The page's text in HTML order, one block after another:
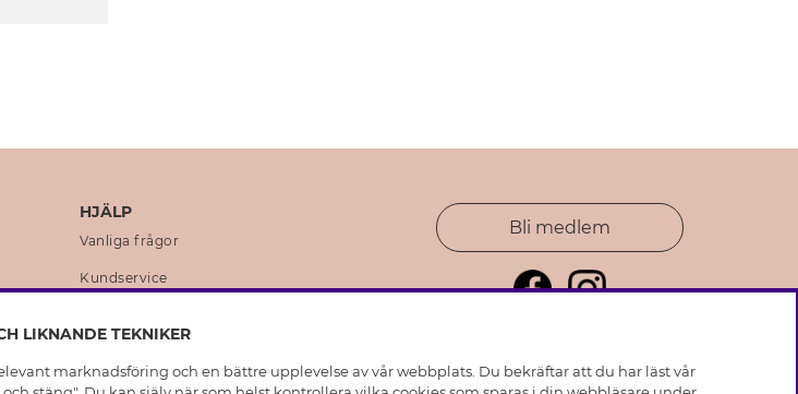
HJÄLP
Vanliga frågor
Kundservice
Skötselråd skinnhandskar
Bli medlem
LIKNANDE TEKNIKER
marknadsföring och en bättre upplevelse av vår webbplats. Du bekräftar att du har läst vår